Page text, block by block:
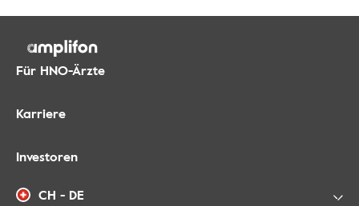
Für HNO-Ärzte
Karriere
Investoren
CH - DE